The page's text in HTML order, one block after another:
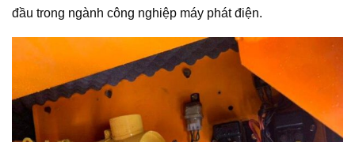
đầu trong ngành công nghiệp máy phát điện.